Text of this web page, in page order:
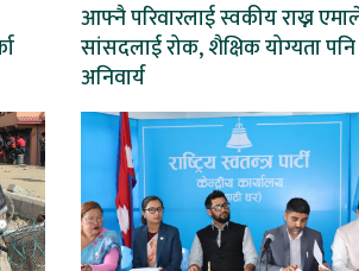
आफ्नै परिवारलाई स्वकीय राख्न
सांसदलाई रोक, शैक्षिक योग्यता पनि
अनिवार्य